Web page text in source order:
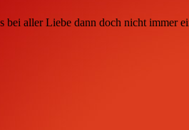
aller Liebe dann doch nicht immer